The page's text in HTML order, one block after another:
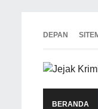
DEPAN
BERANDA